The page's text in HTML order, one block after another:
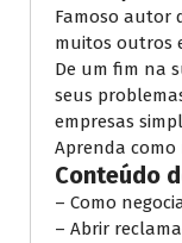
Famoso autor
muitos outros
De um fim na
seus
empresas
Aprenda como
Conteúdo
– Como
– Abrir